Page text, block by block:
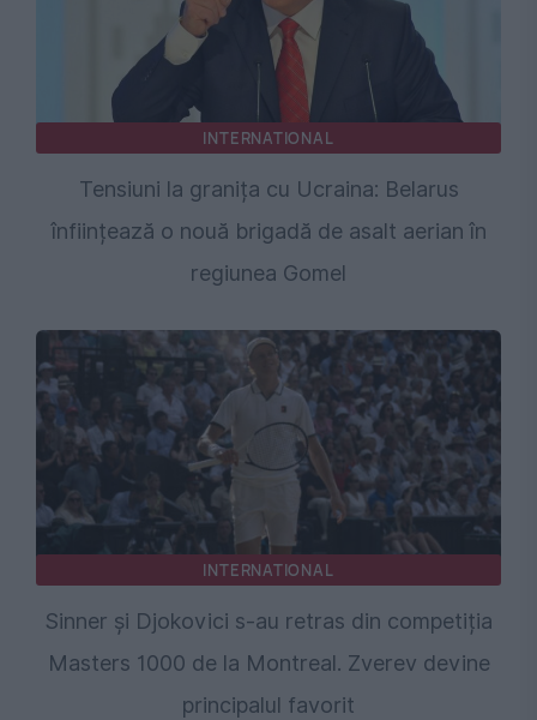
INTERNATIONAL
Tensiuni la granița cu Ucraina: Belarus
înființează o nouă brigadă de asalt aerian în
regiunea Gomel
INTERNATIONAL
Sinner și Djokovici s-au retras din competiția
Masters 1000 de la Montreal. Zverev devine
principalul favorit